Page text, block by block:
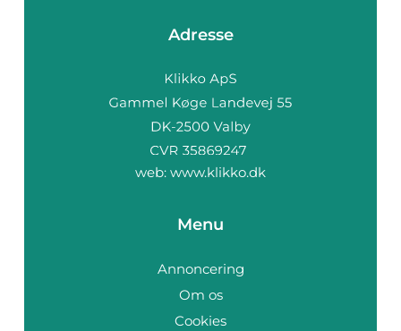
Adresse
web: www.klikko.dk
Menu
Annoncering
Om os
Cookies